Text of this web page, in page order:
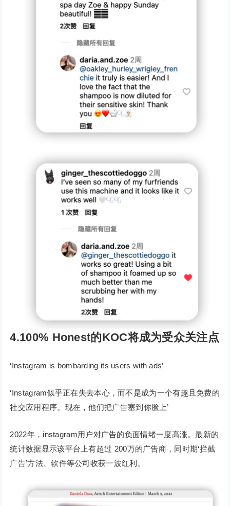
4.100% Honest的KOC将成为受众关注点
‘Instagram is bombarding its users with ads’
‘Instagram似乎正在失去本心，而不是成为一个有趣且免费的
社交应用程序。现在，他们把广告塞到你脸上’
2022年，instagram用户对广告的负面情绪一度高涨。最新的
统计数据显示该平台上有超过 200万的广告商，同时期‘拦截
广告’方法、软件等公司收获一波红利。